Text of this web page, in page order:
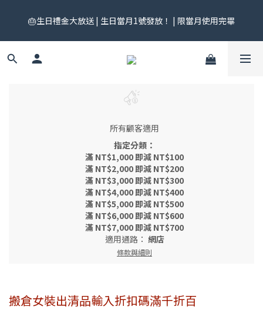
領券中心領，碼碼不同快去領！
🎂生日禮金大放送 | 生日當月1號發放！ | 限當月使用完畢
🎟️ 免運券來了！每月 25 號準時開搶｜$299／$999 各一張｜官網
所有顧客適用
指定分類：
滿 NT$1,000 即減 NT$100
滿 NT$2,000 即減 NT$200
滿 NT$3,000 即減 NT$300
滿 NT$4,000 即減 NT$400
滿 NT$5,000 即減 NT$500
滿 NT$6,000 即減 NT$600
滿 NT$7,000 即減 NT$700
適用通路： 網店
條款與細則
搬倉女裝出清品輸入折扣碼滿千折百